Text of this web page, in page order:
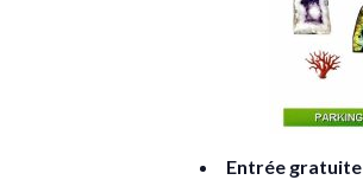
Entrée gratuite